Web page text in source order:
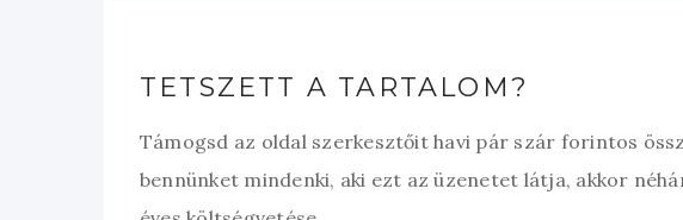
TETSZETT A TARTALOM?
Támogsd az oldal szerkesztőit havi pár szár forintos
bennünket mindenki, aki ezt az üzenetet látja, akkor